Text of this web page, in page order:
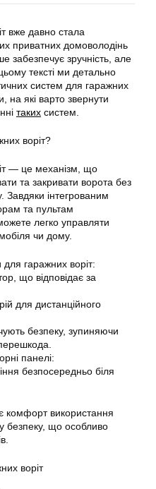
вже давно стала
приватних домоволодінь
забезпечує зручність, але
тексті ми детально
систем для гаражних
на які варто звернути
таких систем.
воріт?
— це механізм, що
та закривати ворота без
Завдяки інтегрованим
та пультам
легко управляти
чи дому.
гаражних воріт:
що відповідає за
для дистанційного
безпеку, зупиняючи
панелі:
безпосередньо біля
комфорт використання
безпеку, що особливо
воріт